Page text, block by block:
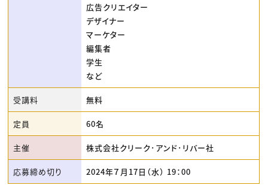
広告クリエイター
デザイナー
マーケター
編集者
学生
など
受講料 無料
定員 60名
主催 株式会社クリーク･アンド･リバー社
応募締め切り 2024年７月17日（水） 19：00